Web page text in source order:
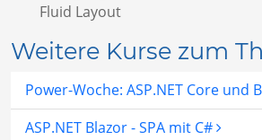
Fluid Layout
Weitere Kurse zum
Power-Woche: ASP.NET Core und
ASP.NET Blazor - SPA mit C#